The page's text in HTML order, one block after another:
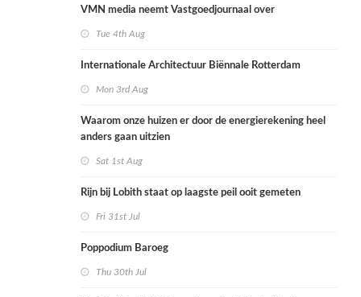
VMN media neemt Vastgoedjournaal over
Tue 4th Aug
Internationale Architectuur Biënnale Rotterdam
Mon 3rd Aug
Waarom onze huizen er door de energierekening heel
anders gaan uitzien
Sat 1st Aug
Rijn bij Lobith staat op laagste peil ooit gemeten
Fri 31st Jul
Poppodium Baroeg
Thu 30th Jul